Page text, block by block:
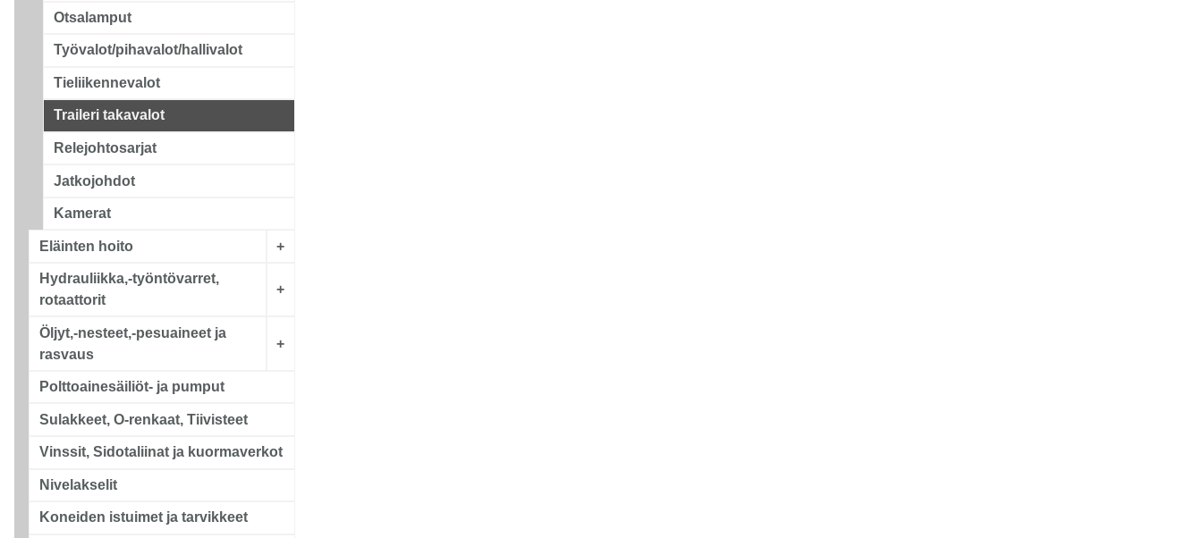
Otsalamput
Työvalot/pihavalot/hallivalot
Tieliikennevalot
Traileri takavalot
Relejohtosarjat
Jatkojohdot
Kamerat
Eläinten hoito +
Hydrauliikka,-työntövarret,
rotaattorit
+
Öljyt,-nesteet,-pesuaineet ja
rasvaus
+
Polttoainesäiliöt- ja pumput
Sulakkeet, O-renkaat, Tiivisteet
Vinssit, Sidotaliinat ja kuormaverkot
Nivelakselit
Koneiden istuimet ja tarvikkeet